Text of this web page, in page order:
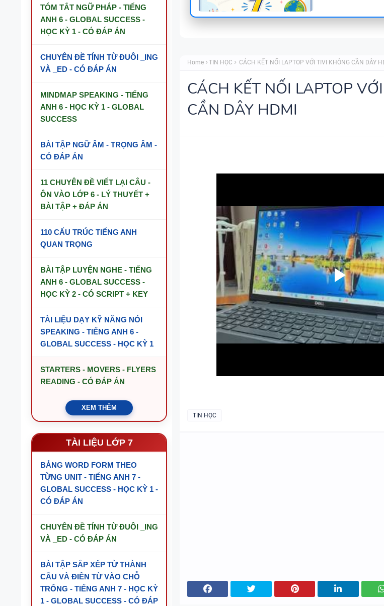
TÓM TẮT NGỮ PHÁP - TIẾNG
ANH 6 - GLOBAL SUCCESS -
HỌC KỲ 1 - CÓ ĐÁP ÁN
CHUYÊN ĐỀ TÍNH TỪ ĐUÔI _ING
VÀ _ED - CÓ ĐÁP ÁN
MINDMAP SPEAKING - TIẾNG
ANH 6 - HỌC KỲ 1 - GLOBAL
SUCCESS
BÀI TẬP NGỮ ÂM - TRỌNG ÂM -
CÓ ĐÁP ÁN
11 CHUYÊN ĐỀ VIẾT LẠI CÂU -
ÔN VÀO LỚP 6 - LÝ THUYẾT +
BÀI TẬP + ĐÁP ÁN
110 CẤU TRÚC TIẾNG ANH
QUAN TRỌNG
BÀI TẬP LUYỆN NGHE - TIẾNG
ANH 6 - GLOBAL SUCCESS -
HỌC KỲ 2 - CÓ SCRIPT + KEY
TÀI LIỆU DẠY KỸ NĂNG NÓI
SPEAKING - TIẾNG ANH 6 -
GLOBAL SUCCESS - HỌC KỲ 1
STARTERS - MOVERS - FLYERS
READING - CÓ ĐÁP ÁN
XEM THÊM
TÀI LIỆU LỚP 7
BẢNG WORD FORM THEO
TỪNG UNIT - TIẾNG ANH 7 -
GLOBAL SUCCESS - HỌC KỲ 1 -
CÓ ĐÁP ÁN
CHUYÊN ĐỀ TÍNH TỪ ĐUÔI _ING
VÀ _ED - CÓ ĐÁP ÁN
BÀI TẬP SẮP XẾP TỪ THÀNH
CÂU VÀ ĐIỀN TỪ VÀO CHỖ
TRỐNG - TIẾNG ANH 7 - HỌC KỲ
1 - GLOBAL SUCCESS - CÓ ĐÁP
- HỌC KỲ 2 -
280 CÂU
ĐÁP ÁN
11 CHUYÊN ĐỀ
VÀO LỚP 6 - LÝ
ĐÁP ÁN
ANH 6 - HỌC
Home TIN HỌC CÁCH KẾT NỐI LAPTOP VỚI TIVI KHÔNG CẦN DÂY
CÁCH KẾT NỐI LAPTOP
CẦN DÂY HDMI
TIN HỌC